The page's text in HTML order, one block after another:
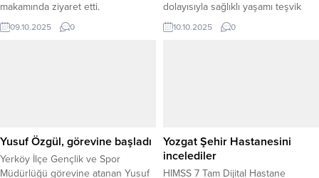
makamında ziyaret etti.
Gerçekleştirilen ziyarette, kentte
yürütülen ekonomik faaliyetler,
Özkan’a detaylı bilgi verdi. Vali
Özkan,...
09.10.2025 0
dolayısıyla sağlıklı yaşamı teşvik
etmek ve düzenli fiziksel aktivitenin
önemine dikkat çekmek amacıyla
faydalarını deneyimleme fırsatı
buldu...
10.10.2025 0
Yusuf Özgül, görevine başladı
Yerköy İlçe Gençlik ve Spor
Müdürlüğü görevine atanan Yusuf
Yozgat Şehir Hastanesini
incelediler
HIMSS 7 Tam Dijital Hastane